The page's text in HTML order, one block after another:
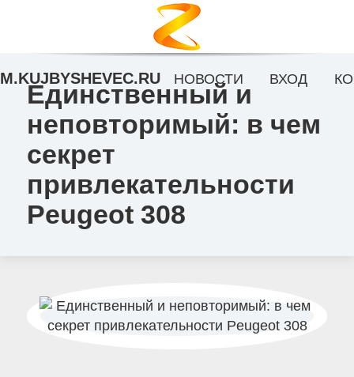
Единственный и
неповторимый: в чем
секрет
привлекательности
Peugeot 308
M.KUJBYSHEVEC.RU НОВОСТИ ВХОД